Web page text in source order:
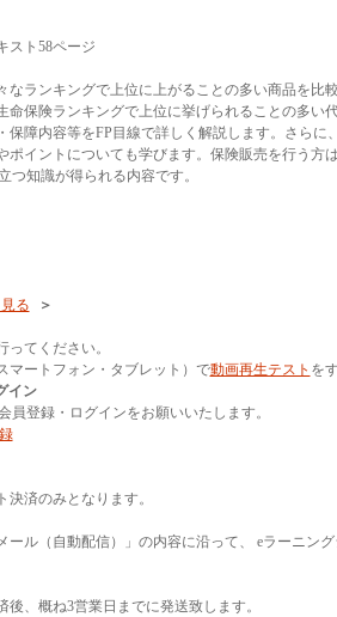
スト58ページ
なランキングで上位に上がることの多い商品を比
命保険ランキングで上位に挙げられることの多い
障内容等をFP目線で詳しく解説します。さらに
ポイントについても学びます。保険販売を行う方
つ知識が得られる内容です。
る
＞
てください。
ートフォン・タブレット）で動画再生テスト を
イン
員登録・ログインをお願いいたします。
済のみとなります。
ール（自動配信）」の内容に沿って、 eラーニン
、概ね3営業日までに発送致します。